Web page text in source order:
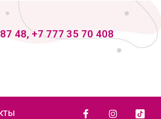
48, +7 777 35 70 408